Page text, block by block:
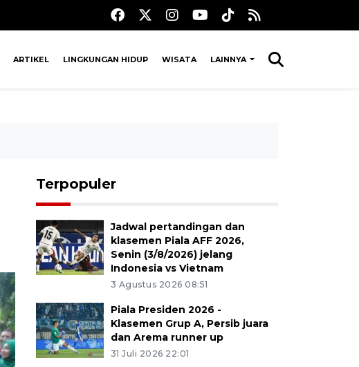
ARTIKEL LINGKUNGAN HIDUP WISATA LAINNYA
Terpopuler
Jadwal pertandingan dan
klasemen Piala AFF 2026,
Senin (3/8/2026) jelang
Indonesia vs Vietnam
3 Agustus 2026 08:51
Piala Presiden 2026 -
Klasemen Grup A, Persib juara
dan Arema runner up
31 Juli 2026 22:01